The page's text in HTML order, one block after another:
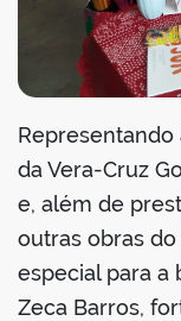
Representando
da Vera-Cruz
e, além de
outras obras
especial para a
Zeca Barros,